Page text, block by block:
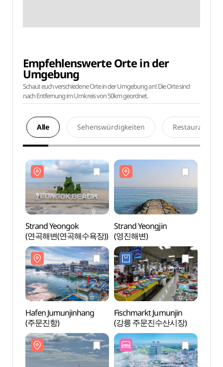
Empfehlenswerte Orte in der
Umgebung
Schaut euch verschiedene Orte in der Umgebung an! Die Orte sind
nach Entfernung im Umkreis von 50km geordnet.
Alle Sehenswürdigkeiten Restaurants
Strand Yeongok
(연곡해변(연곡해수욕장))
Strand Yeongjin
(영진해변)
Hafen Jumunjinhang
(주문진항)
Fischmarkt Jumunjin
(강릉 주문진수산시장)